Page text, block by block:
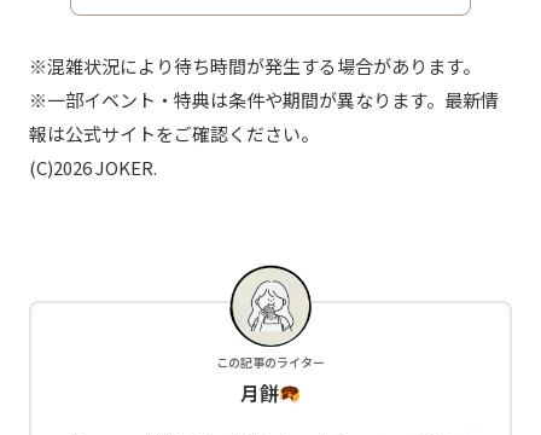
※混雑状況により待ち時間が発生する場合があります。
※一部イベント・特典は条件や期間が異なります。最新情
報は公式サイトをご確認ください。
(C)2026 JOKER.
この記事のライター
月餅